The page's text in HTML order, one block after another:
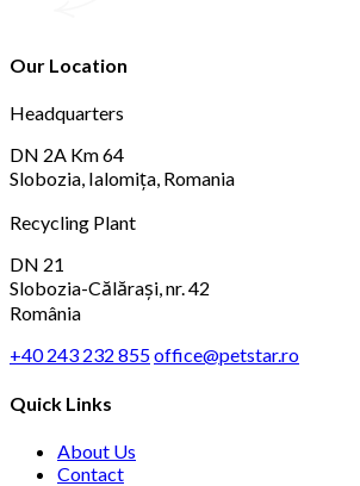
Our Location
Headquarters
DN 2A Km 64
Slobozia, Ialomița, Romania
Recycling Plant
DN 21
Slobozia-Călărași, nr. 42
România
+40 243 232 855office@petstar.ro
Quick Links
About Us
Contact